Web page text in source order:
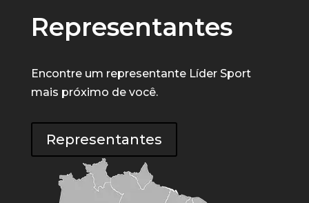
Representantes
Encontre um representante Líder Sport
mais próximo de você.
Representantes